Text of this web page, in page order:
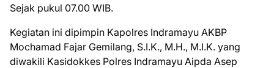
Sejak pukul 07.00 WIB.
Kegiatan ini dipimpin Kapolres Indramayu AKBP
Mochamad Fajar Gemilang, S.I.K., M.H., M.I.K. yang
diwakili Kasidokkes Polres Indramayu Aipda Asep